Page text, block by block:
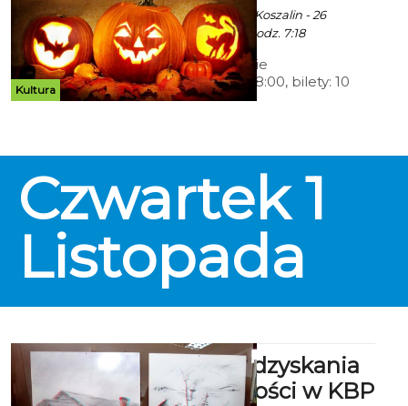
Kultura
ekoszalin za CK 105 Koszalin - 26
Października 2018 godz. 7:18
Halloween w Kinie
Kryteriumgodz. 18:00, bilety: 10
zł„Dziedzictwo. Hereditary” - 31
Czwartek 1
Listopada
100-lecia odzyskania
niepodległości w KBP